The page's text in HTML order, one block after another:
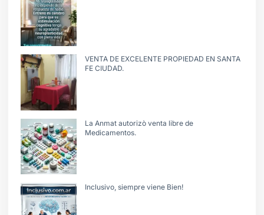
VENTA DE EXCELENTE PROPIEDAD EN SANTA
FE CIUDAD.
La Anmat autorizò venta libre de
Medicamentos.
Inclusivo, siempre viene Bien!